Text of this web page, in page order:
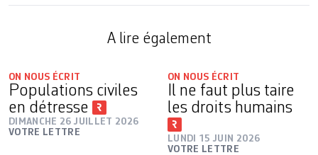
A lire également
ON NOUS ÉCRIT
Populations civiles
en détresse
DIMANCHE 26 JUILLET 2026
VOTRE LETTRE
ON NOUS ÉCRIT
Il ne faut plus taire
les droits humains
LUNDI 15 JUIN 2026
VOTRE LETTRE